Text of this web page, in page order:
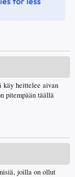
käy heittelee aivan
pitempään täällä
joilla on ollut